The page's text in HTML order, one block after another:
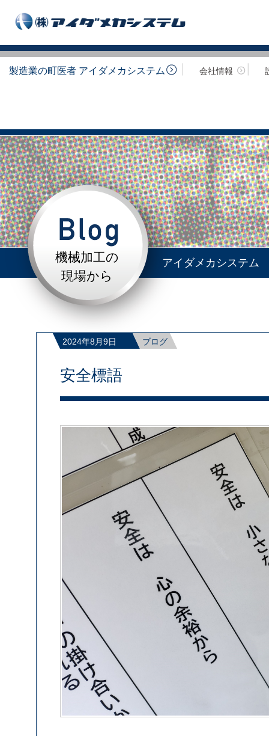
製造業の町医者 アイダメカシステム 会社情報
機械加工の
現場から
アイダメカシステム
2024年8月9日 ブログ
安全標語